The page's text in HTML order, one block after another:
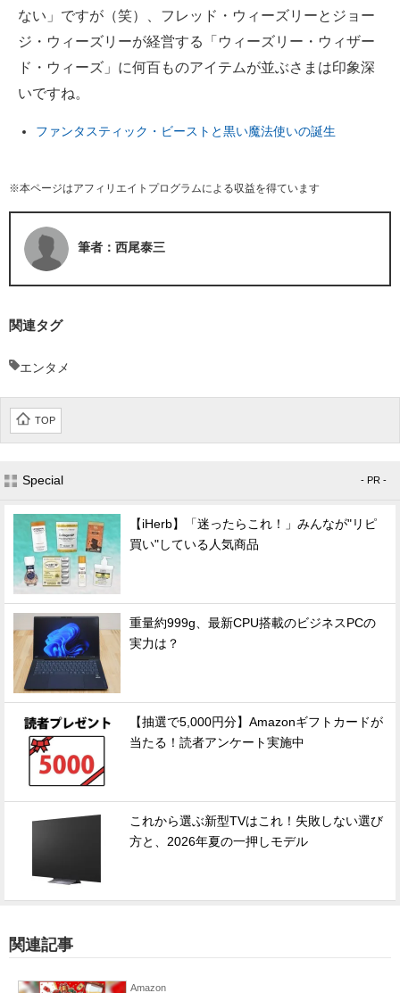
ない」ですが（笑）、フレッド・ウィーズリーとジョー
ジ・ウィーズリーが経営する「ウィーズリー・ウィザー
ド・ウィーズ」に何百ものアイテムが並ぶさまは印象深
いですね。
ファンタスティック・ビーストと黒い魔法使いの誕生
※本ページはアフィリエイトプログラムによる収益を得ています
筆者：西尾泰三
関連タグ
エンタメ
TOP
Special - PR -
【iHerb】「迷ったらこれ！」みんなが"リピ
買い"している人気商品
重量約999g、最新CPU搭載のビジネスPCの
実力は？
【抽選で5,000円分】Amazonギフトカードが
当たる！読者アンケート実施中
これから選ぶ新型TVはこれ！失敗しない選び
方と、2026年夏の一押しモデル
関連記事
Amazon